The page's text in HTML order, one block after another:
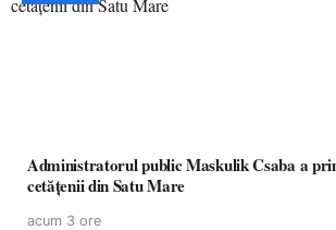
Administratorul public Maskulik Csaba a
cetățenii din Satu Mare
acum 3 ore